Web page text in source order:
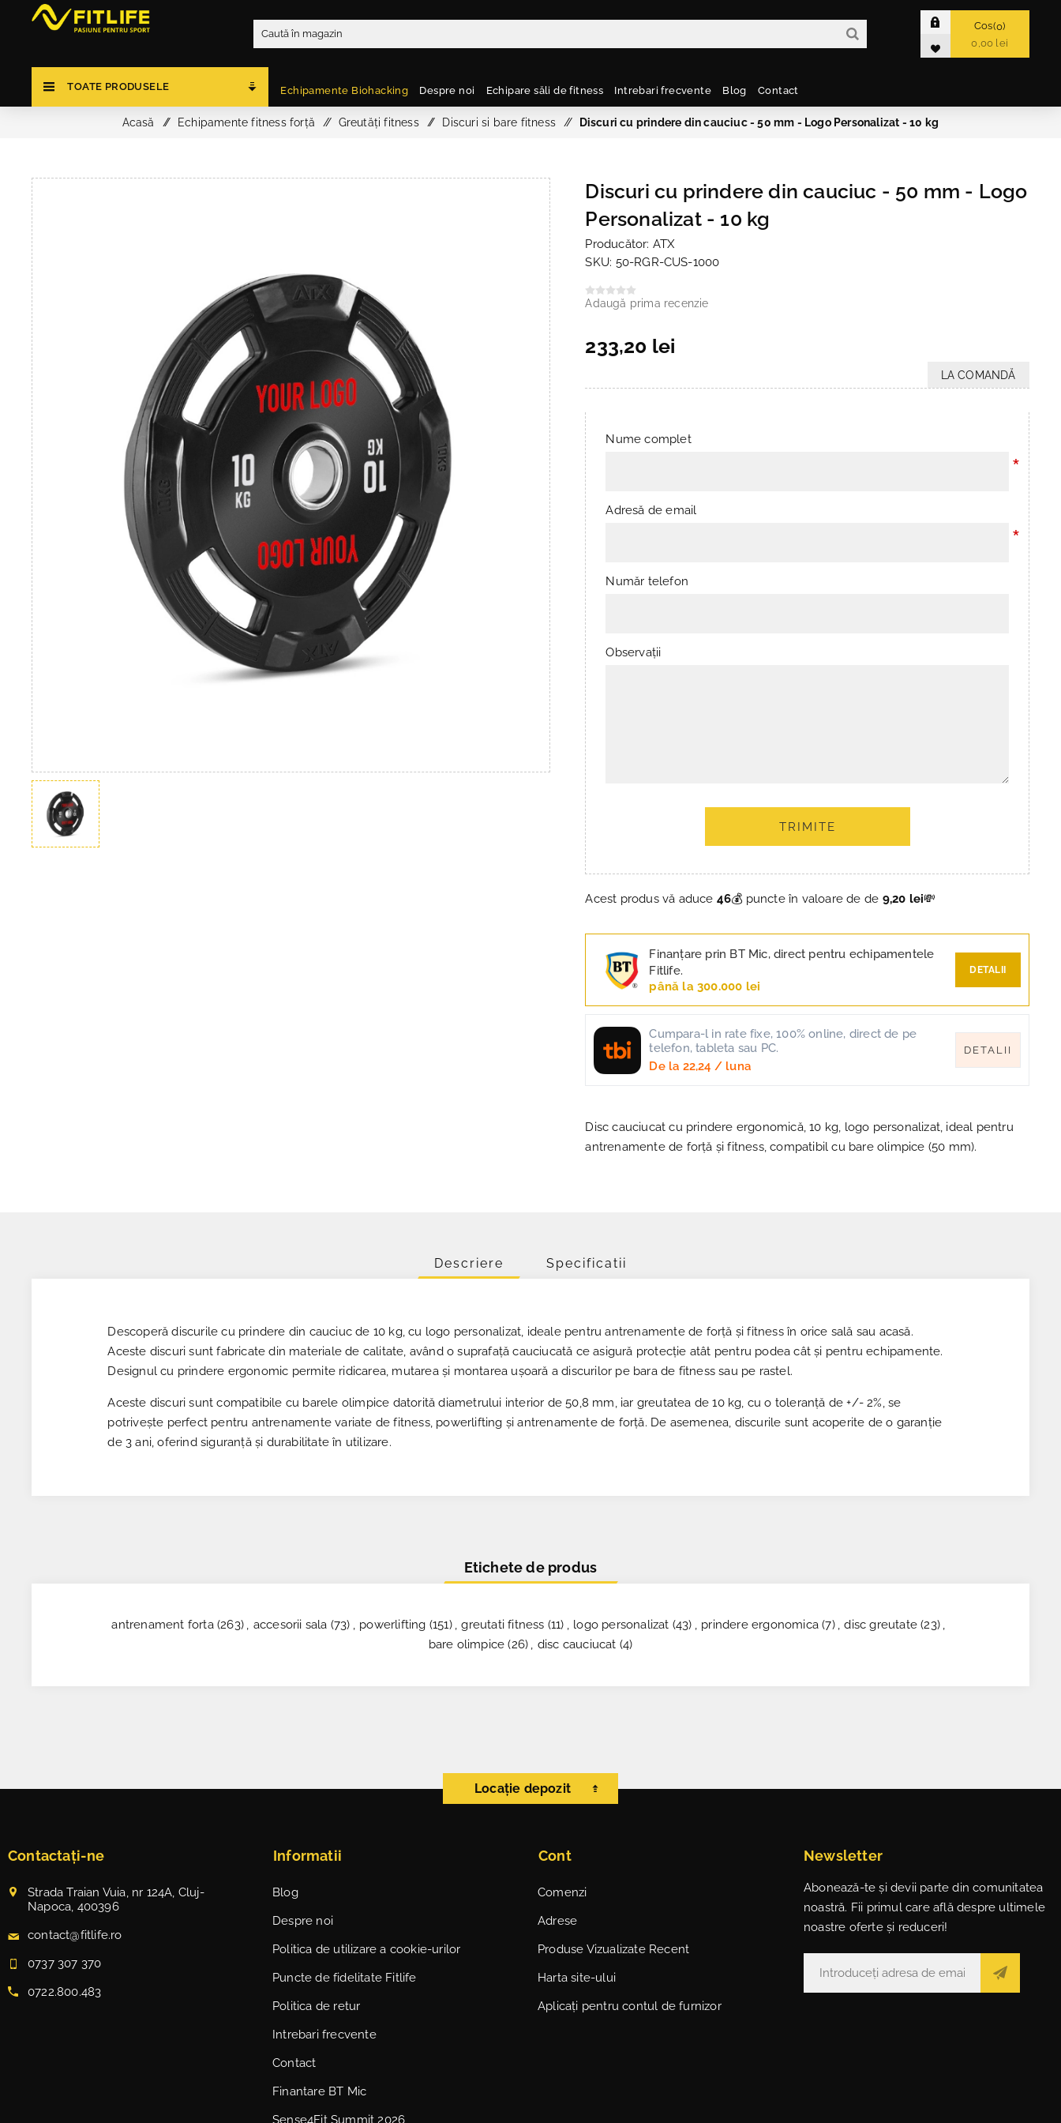
Cos 0
0,00 lei
TOATE PRODUSELE Echipamente Biohacking Despre noi Echipare săli de fitness Intrebari frecvente Blog Contact
Acasă / Echipamente fitness forță / Greutăți fitness / Discuri si bare fitness / Discuri cu prindere din cauciuc - 50 mm - Logo Personalizat - 10 kg
Discuri cu prindere din cauciuc - 50 mm - Logo
Personalizat - 10 kg
Producător: ATX
SKU: 50-RGR-CUS-1000
Adaugă prima recenzie
233,20 lei
LA COMANDĂ
Nume complet
*
Adresă de email
*
Număr telefon
Observații
TRIMITE
Acest produs vă aduce 46💰 puncte în valoare de de 9,20 lei💸
Finanțare prin BT Mic, direct pentru echipamentele
Fitlife.
până la 300.000 lei
DETALII
Cumpara-l in rate fixe, 100% online, direct de pe
telefon, tableta sau PC.
De la 22,24 / luna
DETALII
Disc cauciucat cu prindere ergonomică, 10 kg, logo personalizat, ideal pentru
antrenamente de forță și fitness, compatibil cu bare olimpice (50 mm).
Descriere Specificatii
Descoperă discurile cu prindere din cauciuc de 10 kg, cu logo personalizat, ideale pentru antrenamente de forță și fitness în orice sală sau acasă.
Aceste discuri sunt fabricate din materiale de calitate, având o suprafață cauciucată ce asigură protecție atât pentru podea cât și pentru echipamente.
Designul cu prindere ergonomic permite ridicarea, mutarea și montarea ușoară a discurilor pe bara de fitness sau pe rastel.
Aceste discuri sunt compatibile cu barele olimpice datorită diametrului interior de 50,8 mm, iar greutatea de 10 kg, cu o toleranță de +/- 2%, se
potrivește perfect pentru antrenamente variate de fitness, powerlifting și antrenamente de forță. De asemenea, discurile sunt acoperite de o garanție
de 3 ani, oferind siguranță și durabilitate în utilizare.
Etichete de produs
antrenament forta (263) , accesorii sala (73) , powerlifting (151) , greutati fitness (11) , logo personalizat (43) , prindere ergonomica (7) , disc greutate (23) ,
bare olimpice (26) , disc cauciucat (4)
Locație depozit
Contactați-ne
Strada Traian Vuia, nr 124A, Cluj-
Napoca, 400396
contact@fitlife.ro
0737 307 370
0722.800.483
Informatii
Blog
Despre noi
Politica de utilizare a cookie-urilor
Puncte de fidelitate Fitlife
Politica de retur
Intrebari frecvente
Contact
Finantare BT Mic
Sense4Fit Summit 2026
Cont
Comenzi
Adrese
Produse Vizualizate Recent
Harta site-ului
Aplicați pentru contul de furnizor
Newsletter
Abonează-te și devii parte din comunitatea
noastră. Fii primul care află despre ultimele
noastre oferte și reduceri!